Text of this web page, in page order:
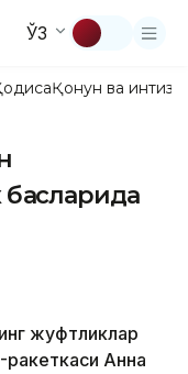
ЎЗ
Қонун ва
жуфтликлар
Анна